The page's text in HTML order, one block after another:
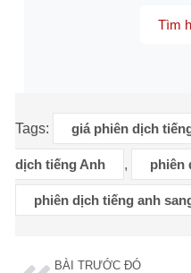
Tìm
Tags: giá phiên dịch
dịch tiếng Anh , phiên
phiên dịch tiếng anh
BÀI TRƯỚC ĐÓ